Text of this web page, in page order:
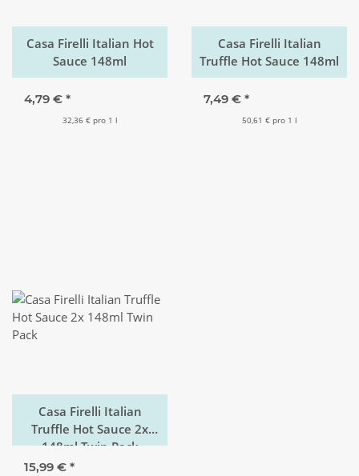
Casa Firelli Italian Hot
Sauce 148ml
4,79 € *
32,36 € pro 1 l
Casa Firelli Italian
Truffle Hot Sauce 148ml
7,49 € *
50,61 € pro 1 l
Casa Firelli Italian
Truffle Hot Sauce 2x
148ml Twin Pack
15,99 € *